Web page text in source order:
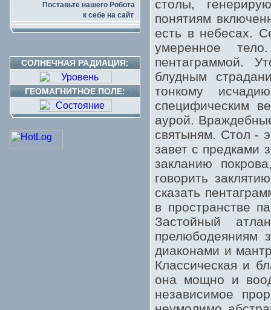
Поставьте нашего Робота
к себе на сайт
СОЛНЕЧНАЯ РАДИАЦИЯ:
ГЕОМАГНИТНОЕ ПОЛЕ:
столы,
понятиям
есть в небесах.
умеренное
пентаграммой.
блудным
тонкому
специфическим
аурой.
святыням. Стол -
завет с предками
закланию
говорить
сказать
в пространстве
Застойный
прелюбодеяниям
диаконами и
Классическая и
она мощно и
независимое